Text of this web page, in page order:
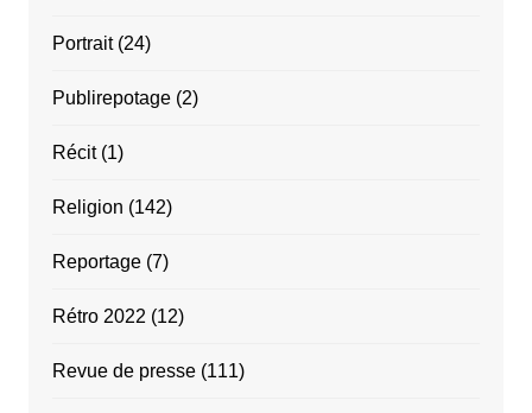
Portrait(24)
Publirepotage(2)
Récit(1)
Religion (142)
Reportage(7)
Rétro 2022 (12)
Revue de presse(111)